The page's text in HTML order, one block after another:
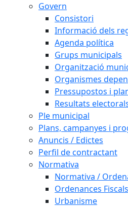
Govern
Consistori
Informació dels
Agenda política
Grups municipals
Organització
Organismes
Pressupostos i
Resultats
Ple municipal
Plans, campanyes i
Anuncis / Edictes
Perfil de contractant
Normativa
Normativa /
Ordenances Fiscals
Urbanisme